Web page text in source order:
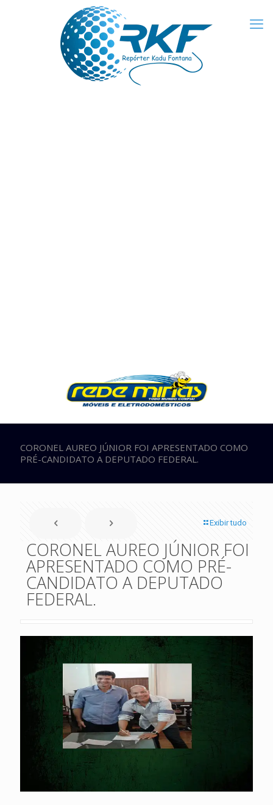
CORONEL AUREO JÚNIOR FOI APRESENTADO COMO
PRÉ-CANDIDATO A DEPUTADO FEDERAL.
Exibir tudo
CORONEL AUREO JÚNIOR FOI
APRESENTADO COMO PRÉ-
CANDIDATO A DEPUTADO
FEDERAL.